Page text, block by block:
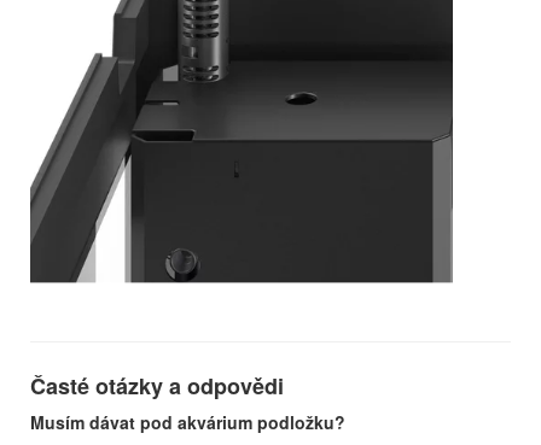
Časté otázky a odpovědi
Musím dávat pod akvárium podložku?